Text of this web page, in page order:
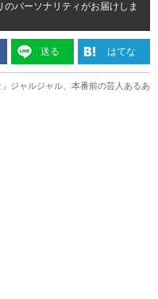
パーソナリティがお届けしま
送る はてな
」ジャルジャル、本番前の芸人あるあ